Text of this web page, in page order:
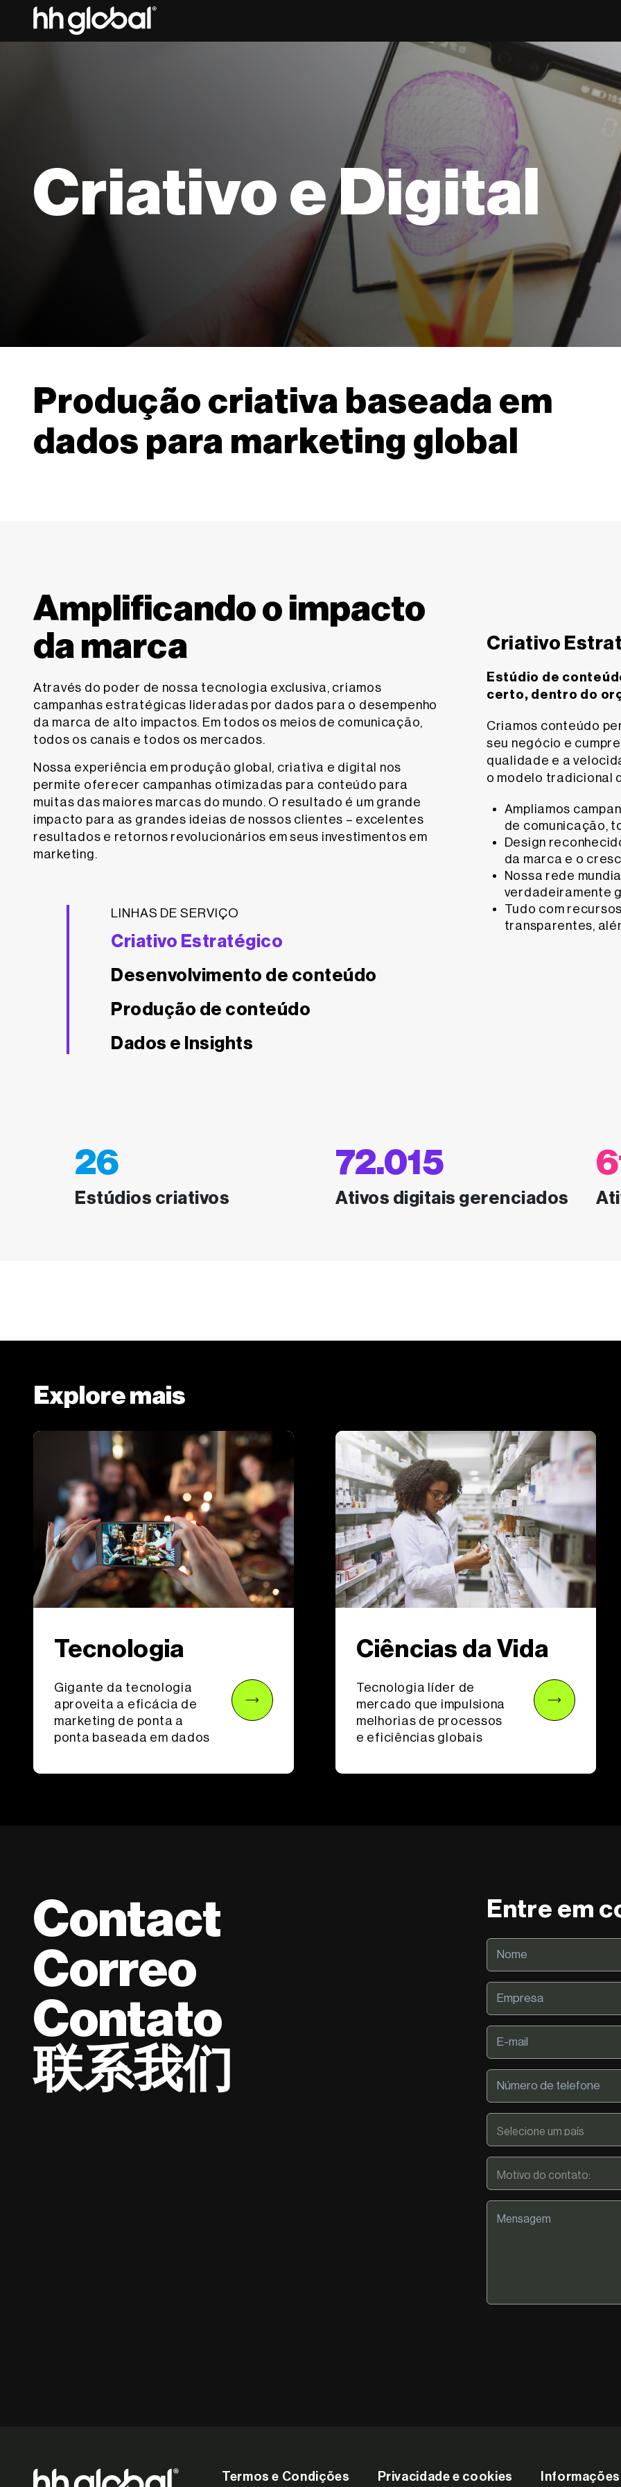
Criativo e Digital
Produção criativa baseada em
dados para marketing global
Amplificando o impacto
da marca
Através do poder de nossa tecnologia exclusiva, criamos
campanhas estratégicas lideradas por dados para o desempenho
da marca de alto impactos. Em todos os meios de comunicação,
todos os canais e todos os mercados.
Nossa experiência em produção global, criativa e digital nos
permite oferecer campanhas otimizadas para conteúdo para
muitas das maiores marcas do mundo. O resultado é um grande
impacto para as grandes ideias de nossos clientes – excelentes
resultados e retornos revolucionários em seus investimentos em
marketing.
LINHAS DE SERVIÇO
Criativo Estratégico
Desenvolvimento de conteúdo
Produção de conteúdo
Dados e Insights
Criativo
Estúdio de
certo, dentro do
Criamos conteúdo
seu negócio e
qualidade e a
o modelo tradicional
Ampliamos
de comunicação,
Design
da marca e o
Nossa rede
verdadeiramente
Tudo com
transparentes,
26
Estúdios criativos
72.015
Ativos digitais gerenciados
Explore mais
Tecnologia
Gigante da tecnologia
aproveita a eficácia de
marketing de ponta a
ponta baseada em dados
Ciências da Vida
Tecnologia líder de
mercado que impulsiona
melhorias de processos
e eficiências globais
Contact
Correo
Contato
联系我们
Entre em
Termos e Condições Privacidade e cookies